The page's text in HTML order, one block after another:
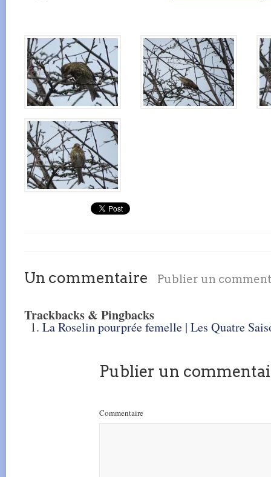
Un commentaire Publier un
Trackbacks & Pingbacks
La Roselin pourprée femelle | Les Quatre
Publier un
Commentaire